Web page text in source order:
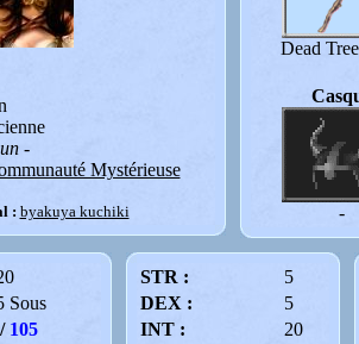
-
Mystérieuse
: byakuya kuchiki
Dead
-
Sous
/ 105
STR :
5
DEX :
5
INT :
20